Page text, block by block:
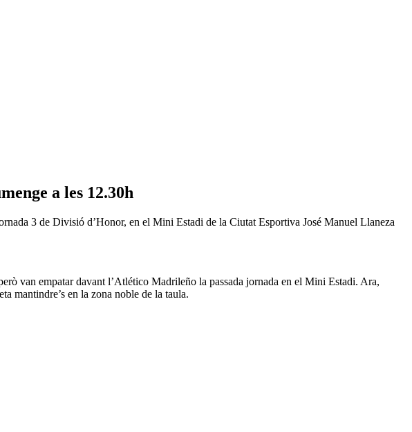
a les 12.30h
3 de Divisió d’Honor, en el Mini Estadi de la Ciutat Esportiva José Manuel Llaneza
van empatar davant l’Atlético Madrileño la passada jornada en el Mini Estadi. Ara,
mantindre’s en la zona noble de la taula.